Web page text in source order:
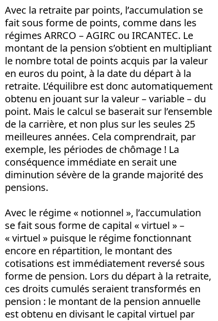
Avec la retraite par points, l’accumulation se
fait sous forme de points, comme dans les
régimes ARRCO – AGIRC ou IRCANTEC. Le
montant de la pension s’obtient en multipliant
le nombre total de points acquis par la valeur
en euros du point, à la date du départ à la
retraite. L’équilibre est donc automatiquement
obtenu en jouant sur la valeur – variable – du
point. Mais le calcul se baserait sur l’ensemble
de la carrière, et non plus sur les seules 25
meilleures années. Cela comprendrait, par
exemple, les périodes de chômage ! La
conséquence immédiate en serait une
diminution sévère de la grande majorité des
pensions.
Avec le régime « notionnel », l’accumulation
se fait sous forme de capital « virtuel » –
« virtuel » puisque le régime fonctionnant
encore en répartition, le montant des
cotisations est immédiatement reversé sous
forme de pension. Lors du départ à la retraite,
ces droits cumulés seraient transformés en
pension : le montant de la pension annuelle
est obtenu en divisant le capital virtuel par